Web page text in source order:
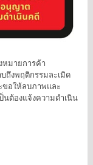
หมายการค้า
ถึงพฤติกรรมละเมิด
ขอให้ลบภาพและ
ต้องแจ้งความดำเนิน